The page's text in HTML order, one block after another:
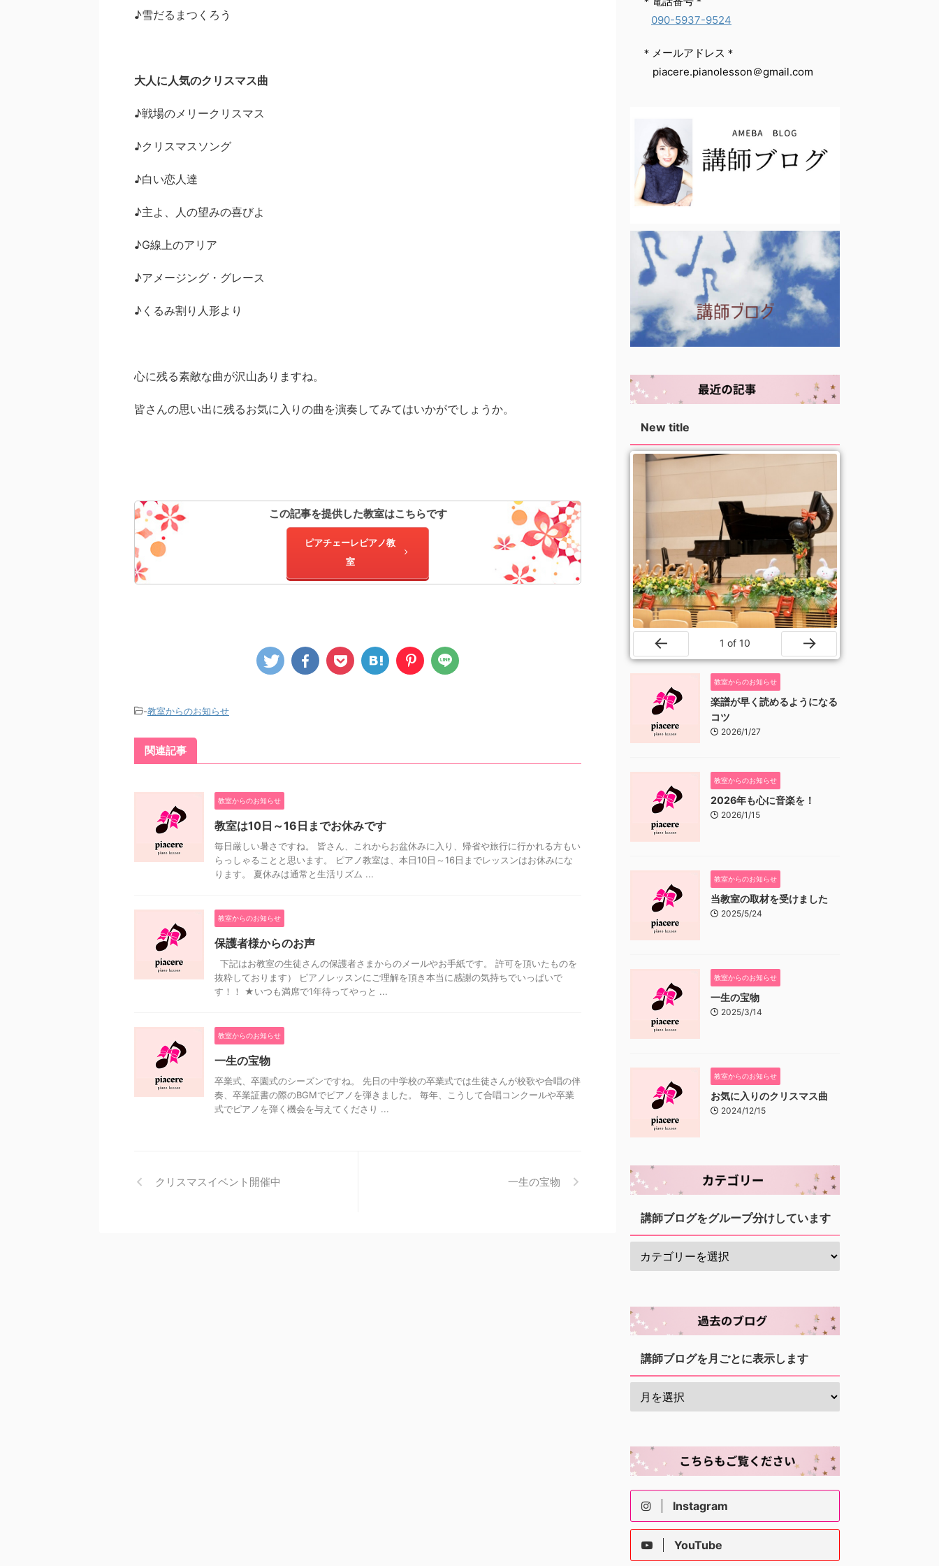
♪雪だるまつくろう
大人に人気のクリスマス曲
♪戦場のメリークリスマス
♪クリスマスソング
♪白い恋人達
♪主よ、人の望みの喜びよ
♪G線上のアリア
♪アメージング・グレース
♪くるみ割り人形より
心に残る素敵な曲が沢山ありますね。
皆さんの思い出に残るお気に入りの曲を演奏してみてはいかがでしょうか。
この記事を提供した教室はこちらです
ピアチェーレピアノ教
室
-教室からのお知らせ
関連記事
教室からのお知らせ
教室は10日～16日までお休みです
毎日厳しい暑さですね。 皆さん、これからお盆休みに入り、帰省や旅行に行かれる方もい
らっしゃることと思います。 ピアノ教室は、本日10日～16日までレッスンはお休みにな
ります。 夏休みは通常と生活リズム ...
教室からのお知らせ
保護者様からのお声
下記はお教室の生徒さんの保護者さまからのメールやお手紙です。 許可を頂いたものを
抜粋しております） ピアノレッスンにご理解を頂き本当に感謝の気持ちでいっぱいで
す！！ ★いつも満席で1年待ってやっと ...
教室からのお知らせ
一生の宝物
卒業式、卒園式のシーズンですね。 先日の中学校の卒業式では生徒さんが校歌や合唱の伴
奏、卒業証書の際のBGMでピアノを弾きました。 毎年、こうして合唱コンクールや卒業
式でピアノを弾く機会を与えてくださり ...
クリスマスイベント開催中 一生の宝物
090-5937-9524
‌ ＊メールアドレス＊
‌ ‌ piacere.pianolesson＠gmail.com
New title
1 of 10
教室からのお知らせ
楽譜が早く読めるようになる
コツ
2026/1/27
教室からのお知らせ
2026年も心に音楽を！
2026/1/15
教室からのお知らせ
当教室の取材を受けました
2025/5/24
教室からのお知らせ
一生の宝物
2025/3/14
教室からのお知らせ
お気に入りのクリスマス曲
2024/12/15
講師ブログをグループ分けしています
講師ブログを月ごとに表示します
Instagram
YouTube